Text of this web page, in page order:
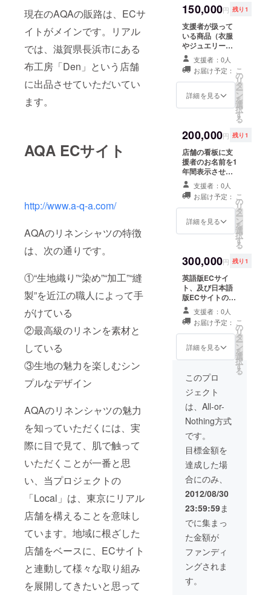
現在のAQAの販路は、ECサ
イトがメインです。リアル
では、滋賀県長浜市にある
布工房「Den」という店舗
に出品させていただいてい
ます。
AQA ECサイト
http://www.a-q-a.com/
AQAのリネンシャツの特徴
は、次の通りです。
①“生地織り”“染め”“加工”“縫
製”を近江の職人によって手
がけている
②最高級のリネンを素材と
している
③生地の魅力を楽しむシン
プルなデザイン
AQAのリネンシャツの魅力
を知っていただくには、実
際に目で見て、肌で触って
いただくことが一番と思
い、当プロジェクトの
「Local」は、東京にリアル
店舗を構えることを意味し
ています。地域に根ざした
店舗をベースに、ECサイト
と連動して様々な取り組み
を展開してきたいと思って
150,000円 残り1
支援者が扱って
いる商品（衣服
やジュエリー、
絵画、CDなど）
を１年間、リア
ル店舗に展示さ
せていただきま
す。商品数は、
由に入れ替えて
いただけます。
支援者：0人
お届け予定：
詳細を見る
こ
の
リ
タ
ー
ン
を
選
択
す
る
200,000円 残り1
店舗の看板に支
援者のお名前を1
年間表示させて
いただきます。
※達成後にお送り
するメッセージ
にてご希望のお
名前をお返事く
支援者：0人
お届け予定：
詳細を見る
こ
の
リ
タ
ー
ン
を
選
択
す
る
300,000円 残り1
英語版ECサイ
ト、及び日本語
版ECサイトの
トップページに
支援者のリンク
バナーを１年間
掲載させていた
だきます。 ※達
てご希望のお名
前をお返事くだ
さい
支援者：0人
お届け予定：
詳細を見る
こ
の
リ
タ
ー
ン
を
選
択
す
る
このプロ
ジェクト
は、All-or-
Nothing方式
です。
目標金額を
達成した場
合にのみ、
2012/08/30
23:59:59ま
でに集まっ
た金額が
ファンディ
ングされま
す。